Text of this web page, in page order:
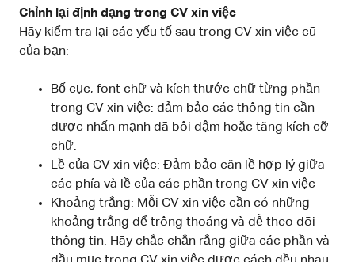
Chỉnh lại định dạng trong CV xin việc
Hãy kiểm tra lại các yếu tố sau trong CV xin việc cũ
của bạn:
Bố cục, font chữ và kích thước chữ từng phần
trong CV xin việc: đảm bảo các thông tin cần
được nhấn mạnh đã bôi đậm hoặc tăng kích cỡ
chữ.
Lề của CV xin việc: Đảm bảo căn lề hợp lý giữa
các phía và lề của các phần trong CV xin việc
Khoảng trắng: Mỗi CV xin việc cần có những
khoảng trắng để trông thoáng và dễ theo dõi
thông tin. Hãy chắc chắn rằng giữa các phần và